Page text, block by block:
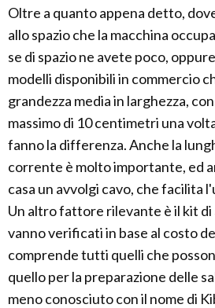
Oltre a quanto appena detto,
allo spazio che la macchina
se di spazio ne avete poco,
modelli disponibili in commercio
grandezza media in larghezza,
massimo di 10 centimetri una
fanno la differenza. Anche la
corrente è molto importante, ed
casa un avvolgi cavo, che facilita
Un altro fattore rilevante è il kit di
vanno verificati in base al costo
comprende tutti quelli che
quello per la preparazione delle
meno conosciuto con il nome di